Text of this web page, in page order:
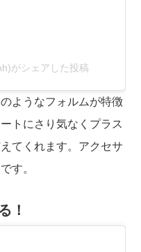
がシェアした投稿
ようなフォルムが特徴
トにさり気なくプラス
てくれます。アクセサ
す。
！